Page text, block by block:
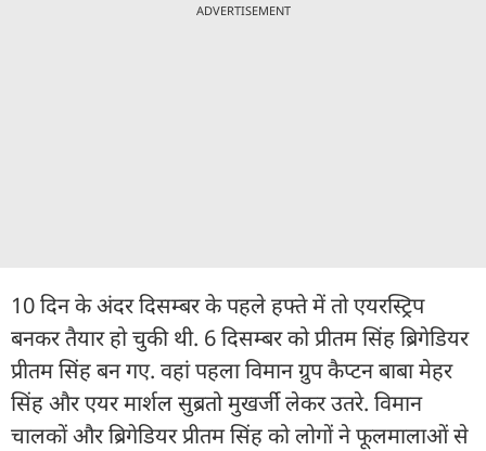
ADVERTISEMENT
10 दिन के अंदर दिसम्बर के पहले हफ्ते में तो एयरस्ट्रिप
बनकर तैयार हो चुकी थी. 6 दिसम्बर को प्रीतम सिंह ब्रिगेडियर
प्रीतम सिंह बन गए. वहां पहला विमान ग्रुप कैप्टन बाबा मेहर
सिंह और एयर मार्शल सुब्रतो मुखर्जी लेकर उतरे. विमान
चालकों और ब्रिगेडियर प्रीतम सिंह को लोगों ने फूलमालाओं से